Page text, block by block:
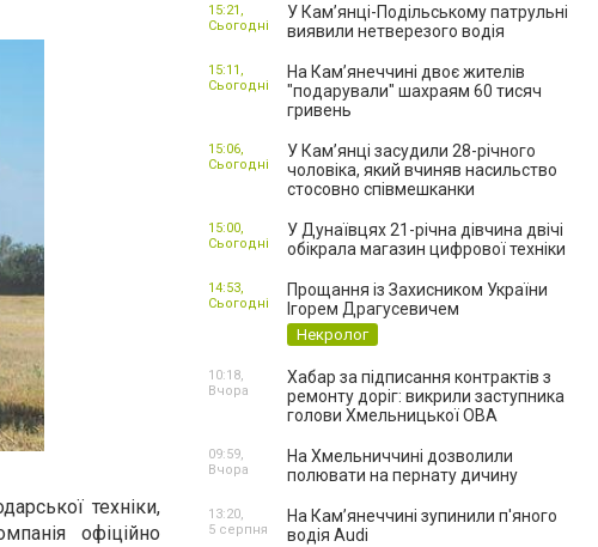
техніки,
офіційно
У Кам’янці-Подільському патрульні
виявили нетверезого водія
15:21,
Сьогодні
На Камʼянеччині двоє жителів
"подарували" шахраям 60 тисяч
гривень
15:11,
Сьогодні
У Камʼянці засудили 28-річного
чоловіка, який вчиняв насильство
стосовно співмешканки
15:06,
Сьогодні
У Дунаївцях 21-річна дівчина двічі
обікрала магазин цифрової техніки
15:00,
Сьогодні
Прощання із Захисником України
Ігорем Драгусевичем
Некролог
14:53,
Сьогодні
Хабар за підписання контрактів з
ремонту доріг: викрили заступника
голови Хмельницької ОВА
10:18,
Вчора
На Хмельниччині дозволили
полювати на пернату дичину
09:59,
Вчора
На Камʼянеччині зупинили п'яного
водія Audi
13:20,
5 серпня